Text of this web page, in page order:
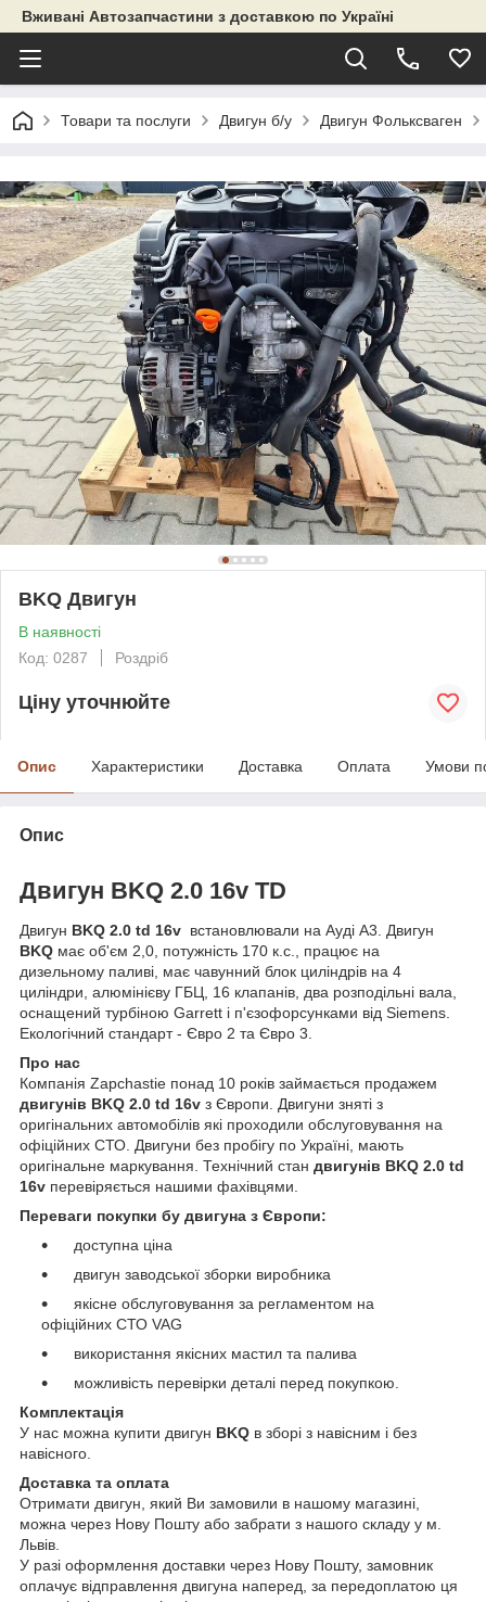
Вживані Автозапчастини з доставкою по Україні
Товари та послуги Двигун б/у Двигун Фольксваген
BKQ Двигун
В наявності
Код: 0287
Роздріб
Ціну уточнюйте
Опис Характеристики Доставка Оплата Умови
Опис
Двигун BKQ 2.0 16v TD
Двигун BKQ 2.0 td 16v встановлювали на Ауді A3. Двигун
BKQ має об'єм 2,0, потужність 170 к.с., працює на
дизельному паливі, має чавунний блок циліндрів на 4
циліндри, алюмінієву ГБЦ, 16 клапанів, два розподільні вала,
оснащений турбіною Garrett і п'єзофорсунками від Siemens.
Екологічний стандарт - Євро 2 та Євро 3.
Про нас
Компанія Zapchastie понад 10 років займається продажем
двигунів BKQ 2.0 td 16v з Європи. Двигуни зняті з
оригінальних автомобілів які проходили обслуговування на
офіційних СТО. Двигуни без пробігу по Україні, мають
оригінальне маркування. Технічний стан двигунів BKQ 2.0 td
16v перевіряється нашими фахівцями.
Переваги покупки бу двигуна з Європи:
доступна ціна
двигун заводської зборки виробника
якісне обслуговування за регламентом на
офіційних СТО VAG
використання якісних мастил та палива
можливість перевірки деталі перед покупкою.
Комплектація
У нас можна купити двигун BKQ в зборі з навісним і без
навісного.
Доставка та оплата
Отримати двигун, який Ви замовили в нашому магазині,
можна через Нову Пошту або забрати з нашого складу у м.
Львів.
У разі оформлення доставки через Нову Пошту, замовник
оплачує відправлення двигуна наперед, за передоплатою ця